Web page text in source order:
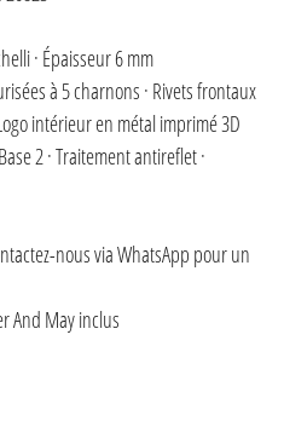
· Épaisseur 6 mm
à 5 charnons · Rivets frontaux
intérieur en métal imprimé 3D
2 · Traitement antireflet ·
nous via WhatsApp pour un
And May inclus